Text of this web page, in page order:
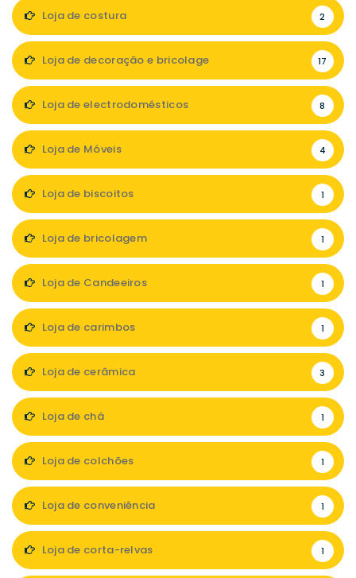
Loja de costura 2
Loja de decoração e bricolage 17
Loja de electrodomésticos 8
Loja de Móveis 4
Loja de biscoitos 1
Loja de bricolagem 1
Loja de Candeeiros 1
Loja de carimbos 1
Loja de cerâmica 3
Loja de chá 1
Loja de colchões 1
Loja de conveniência 1
Loja de corta-relvas 1